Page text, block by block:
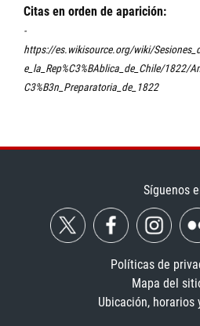
Citas en orden de aparición:
-
https://es.wikisource.org/wiki/
e_la_Rep%C3%BAblica_de_Chile/1822/
C3%B3n_Preparatoria_de_1822
Síguenos
Políticas de
Mapa del
Ubicación, horarios